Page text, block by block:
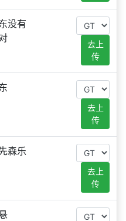
没有
去上
传
去上
传
森乐
去上
传